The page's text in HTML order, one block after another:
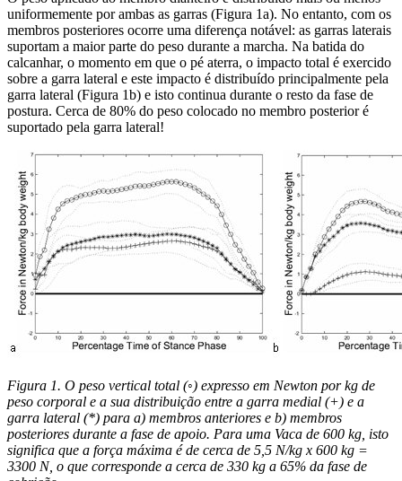
uniformemente por ambas as garras (Figura 1a). No entanto, com os
membros posteriores ocorre uma diferença notável: as garras laterais
suportam a maior parte do peso durante a marcha. Na batida do
calcanhar, o momento em que o pé aterra, o impacto total é exercido
sobre a garra lateral e este impacto é distribuído principalmente pela
garra lateral (Figura 1b) e isto continua durante o resto da fase de
postura. Cerca de 80% do peso colocado no membro posterior é
suportado pela garra lateral!
Figura 1. O peso vertical total (◦) expresso em Newton por kg de
peso corporal e a sua distribuição entre a garra medial (+) e a
garra lateral (*) para a) membros anteriores e b) membros
posteriores durante a fase de apoio. Para uma Vaca de 600 kg, isto
significa que a força máxima é de cerca de 5,5 N/kg x 600 kg =
3300 N, o que corresponde a cerca de 330 kg a 65% da fase de